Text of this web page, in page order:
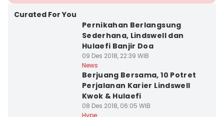
Curated For You
Pernikahan Berlangsung
Sederhana, Lindswell dan
Hulaefi Banjir Doa
09 Des 2018, 22:39 WIB
News
Berjuang Bersama, 10 Potret
Perjalanan Karier Lindswell
Kwok & Hulaefi
08 Des 2018, 06:05 WIB
Hype